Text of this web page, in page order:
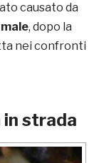
causato da
, dopo la
nei confronti
in strada